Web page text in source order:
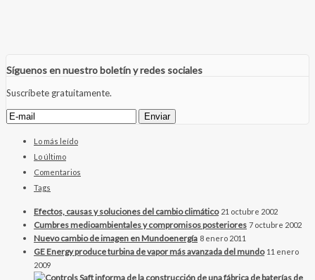
Síguenos en nuestro boletín y redes sociales
Suscríbete gratuitamente.
Lo más leído
Lo último
Comentarios
Tags
Efectos, causas y soluciones del cambio climático 21 octubre 2002
Cumbres medioambientales y compromisos posteriores 7 octubre 2002
Nuevo cambio de imagen en Mundoenergía 8 enero 2011
GE Energy produce turbina de vapor más avanzada del mundo 11 enero
2009